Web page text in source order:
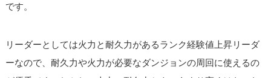
です。
リーダーとしては火力と耐久力があるランク経験値上昇リーダ
ーなので、耐久力や火力が必要なダンジョンの周回に使えるの